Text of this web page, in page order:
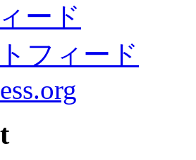
ード
フィード